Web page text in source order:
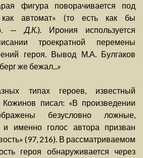
фигура поворачивается под
автомат» (то есть как бы
—Д.К.). Ирония используется
троекратной перемены
героя. Вывод М.А. Булгаков
же бежал...»
типах героев, известный
Кожинов писал: «В произведении
безусловно ложные,
именно голос автора призван
(97, 216). В рассматриваемом
героя обнаруживается через